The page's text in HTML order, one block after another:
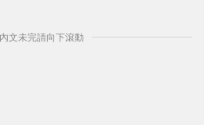
文未完請向下滾動